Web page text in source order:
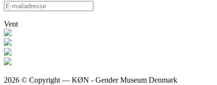
Vent
2026 © Copyright — KØN - Gender Museum Denmark